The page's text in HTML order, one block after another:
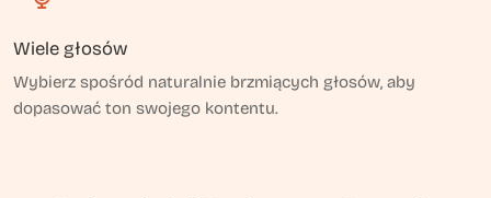
Wiele głosów
Wybierz spośród naturalnie brzmiących głosów, aby
dopasować ton swojego kontentu.